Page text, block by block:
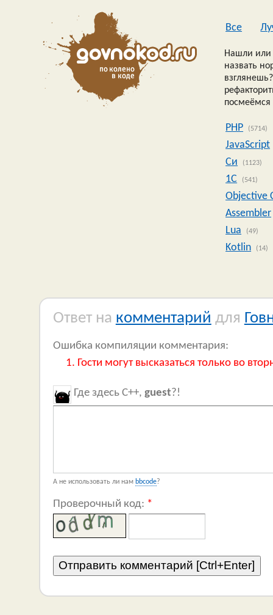
Все
Нашли или
назвать
посмеёмся
PHP (5714)
JavaScript
Си
(1123)
1C (541)
Objective
Assembler
Lua
(49)
Kotlin (14)
Ответ на комментарий для
Ошибка компиляции комментария:
Гости могут высказаться только во
Где здесь C++, guest?!
А не использовать ли нам bbcode?
Проверочный код: *